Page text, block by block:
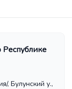
, Булунский у.,